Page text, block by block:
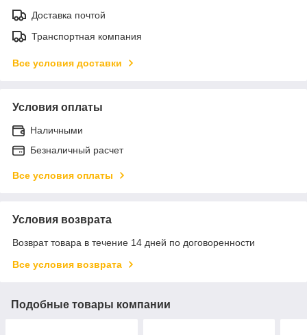
Доставка почтой
Транспортная компания
Все условия доставки
Условия оплаты
Наличными
Безналичный расчет
Все условия оплаты
Условия возврата
Возврат товара в течение 14 дней по договоренности
Все условия возврата
Подобные товары компании